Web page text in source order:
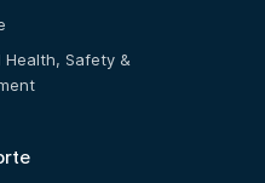
Health, Safety &